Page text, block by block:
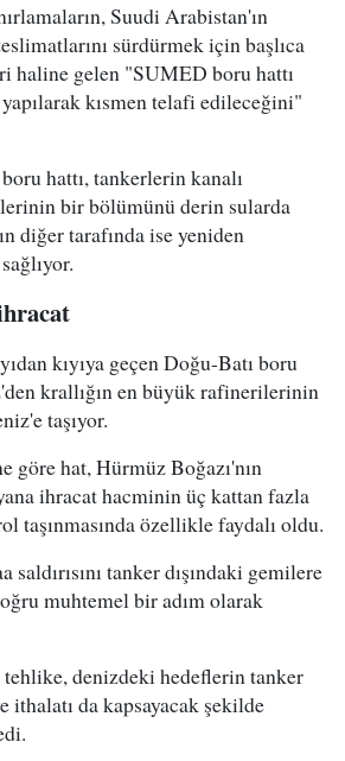
Suudi Arabistan'ın
sürdürmek için başlıca
haline gelen "SUMED boru hattı
kısmen telafi edileceğini"
hattı, tankerlerin kanalı
bir bölümünü derin sularda
diğer tarafında ise yeniden
kıyıya geçen Doğu-Batı boru
krallığın en büyük rafinerilerinin
taşıyor.
göre hat, Hürmüz Boğazı'nın
ihracat hacminin üç kattan fazla
taşınmasında özellikle faydalı oldu.
saldırısını tanker dışındaki gemilere
muhtemel bir adım olarak
denizdeki hedeflerin tanker
ithalatı da kapsayacak şekilde